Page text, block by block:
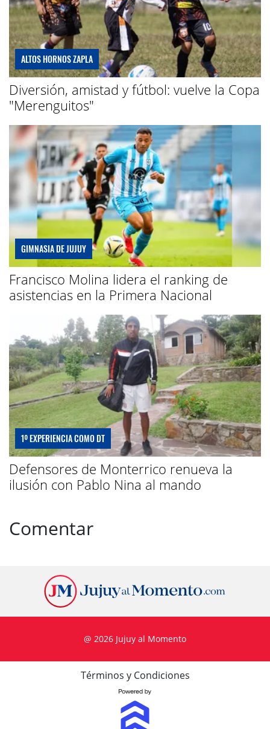
ALTOS HORNOS ZAPLA
Diversión, amistad y fútbol: vuelve la Copa
"Merenguitos"
GIMNASIA DE JUJUY
Francisco Molina lidera el ranking de
asistencias en la Primera Nacional
1º EXPERIENCIA COMO DT
Defensores de Monterrico renueva la
ilusión con Pablo Nina al mando
Comentar
@ 2026 Jujuy al Momento
Términos y Condiciones